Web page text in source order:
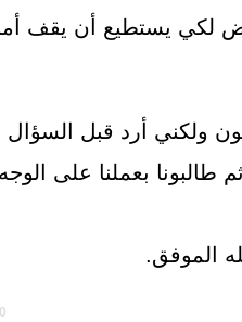
لكي يستطيع أن يقف
ولكني أرد قبل السؤال
طالبونا بعملنا على الوجه
الموفق.
0